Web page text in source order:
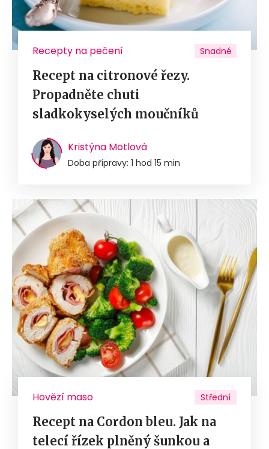
Recepty na pečení Snadné
Recept na citronové řezy.
Propadněte chuti
sladkokyselých moučníků
Kristýna Motlová
Doba přípravy: 1 hod 15 min
Hovězí maso Střední
Recept na Cordon bleu. Jak na
telecí řízek plněný šunkou a